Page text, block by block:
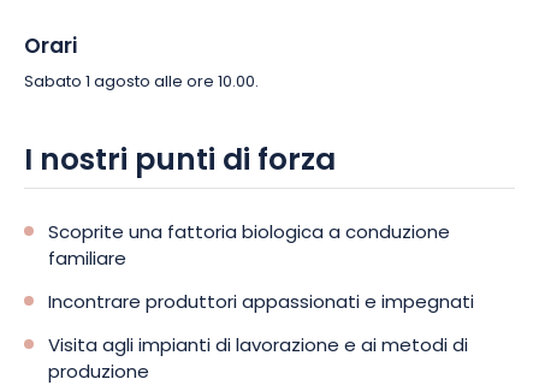
Orari
Sabato 1 agosto alle ore 10.00.
I nostri punti di forza
Scoprite una fattoria biologica a conduzione
familiare
Incontrare produttori appassionati e impegnati
Visita agli impianti di lavorazione e ai metodi di
produzione